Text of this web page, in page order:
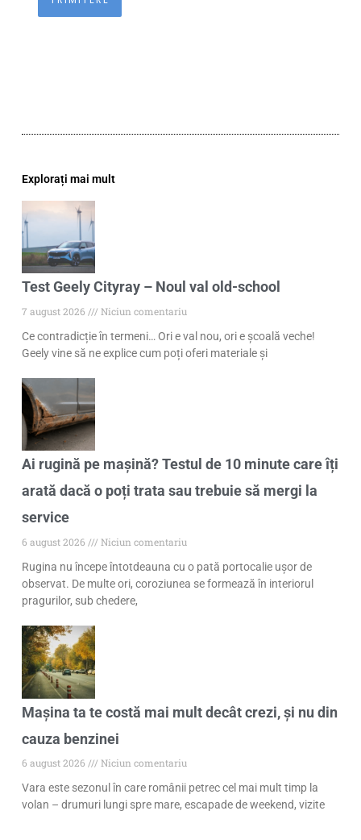
Explorați mai mult
Test Geely Cityray – Noul val old-school
7 august 2026
Niciun comentariu
Ce contradicție în termeni… Ori e val nou, ori e școală veche!
Geely vine să ne explice cum poți oferi materiale și
Ai rugină pe mașină? Testul de 10 minute care îți
arată dacă o poți trata sau trebuie să mergi la
service
6 august 2026
Niciun comentariu
Rugina nu începe întotdeauna cu o pată portocalie ușor de
observat. De multe ori, coroziunea se formează în interiorul
pragurilor, sub chedere,
Mașina ta te costă mai mult decât crezi, și nu din
cauza benzinei
6 august 2026
Niciun comentariu
Vara este sezonul în care românii petrec cel mai mult timp la
volan – drumuri lungi spre mare, escapade de weekend, vizite